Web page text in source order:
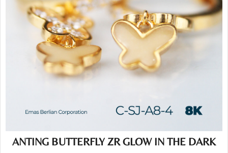
ANTING BUTTERFLY ZR GLOW IN THE DARK